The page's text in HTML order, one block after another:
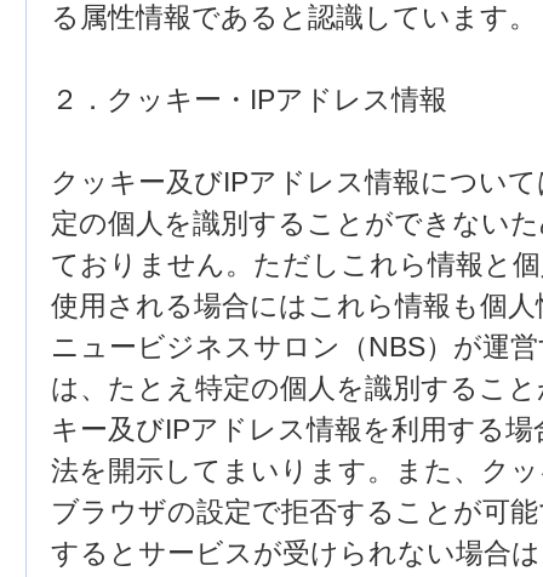
る属性情報であると認識しています。
２．クッキー・IPアドレス情報
クッキー及びIPアドレス情報につい
定の個人を識別することができない
ておりません。ただしこれら情報と
使用される場合にはこれら情報も個
ニュービジネスサロン（NBS）が運
は、たとえ特定の個人を識別するこ
キー及びIPアドレス情報を利用する
法を開示してまいります。また、ク
ブラウザの設定で拒否することが可
するとサービスが受けられない場合